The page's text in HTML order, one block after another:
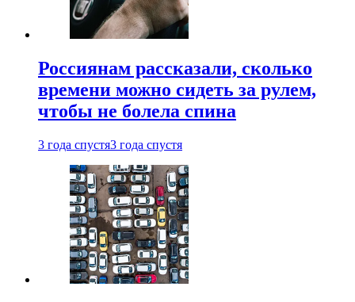
Россиянам рассказали, сколько
времени можно сидеть за рулем,
чтобы не болела спина
3 года спустя3 года спустя